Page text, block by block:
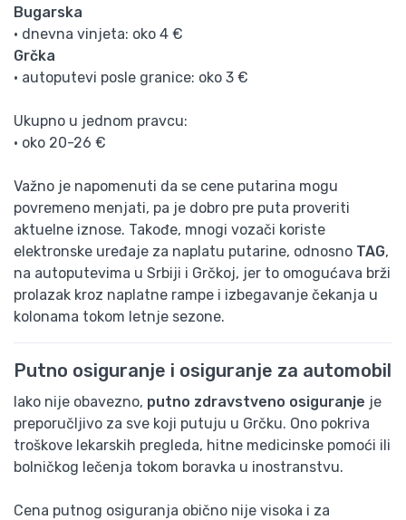
Bugarska
• dnevna vinjeta: oko 4 €
Grčka
• autoputevi posle granice: oko 3 €
Ukupno u jednom pravcu:
• oko 20-26 €
Važno je napomenuti da se cene putarina mogu
povremeno menjati, pa je dobro pre puta proveriti
aktuelne iznose. Takođe, mnogi vozači koriste
elektronske uređaje za naplatu putarine, odnosno TAG,
na autoputevima u Srbiji i Grčkoj, jer to omogućava brži
prolazak kroz naplatne rampe i izbegavanje čekanja u
kolonama tokom letnje sezone.
Putno osiguranje i osiguranje za automobil
Iako nije obavezno, putno zdravstveno osiguranje je
preporučljivo za sve koji putuju u Grčku. Ono pokriva
troškove lekarskih pregleda, hitne medicinske pomoći ili
bolničkog lečenja tokom boravka u inostranstvu.
Cena putnog osiguranja obično nije visoka i za